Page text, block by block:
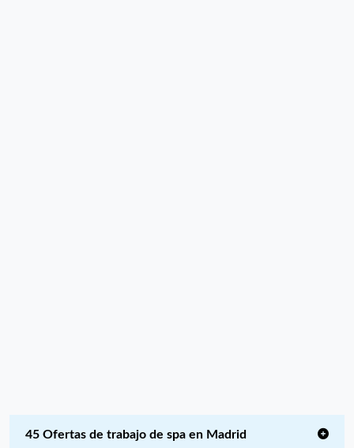
45 Ofertas de trabajo de spa en Madrid